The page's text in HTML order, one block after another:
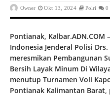
Owner Okt 13, 2024 Polri 0
Pontianak, Kalbar.ADN.COM
Indonesia Jenderal Polisi
meresmikan Pembangunan
Bersih Layak Minum Di
menutup Turnamen Voli
Pontianak Kalimantan Barat,